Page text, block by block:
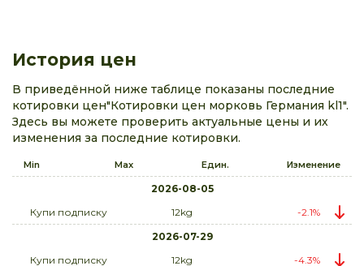
История цен
В приведённой ниже таблице показаны последние
котировки цен"Котировки цен морковь Германия kl1".
Здесь вы можете проверить актуальные цены и их
изменения за последние котировки.
Min Max Един. Изменение
2026-08-05
Купи подписку
12kg
-2.1%
2026-07-29
Купи подписку
12kg
-4.3%